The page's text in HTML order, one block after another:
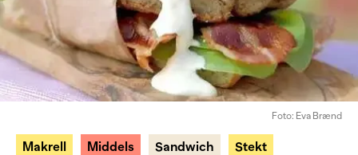
Foto: Eva Brænd
Makrell Middels Sandwich Stekt